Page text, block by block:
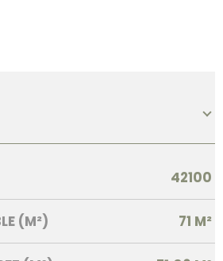
42100
(M²) 71 M²